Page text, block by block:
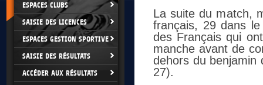
ESPACES CLUBS
SAISIE DES LICENCES
ESPACES GESTION SPORTIVE
SAISIE DES RÉSULTATS
ACCÉDER AUX RÉSULTATS
La suite du match,
français, 29 dans
des Français qui
manche avant de
dehors du benjamin
27).